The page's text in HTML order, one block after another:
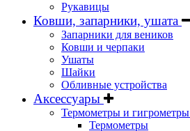
Рукавицы
Ковши, запарники, ушата
Запарники для веников
Ковши и черпаки
Ушаты
Шайки
Обливные устройства
Аксессуары
Термометры и гигрометры
Термометры